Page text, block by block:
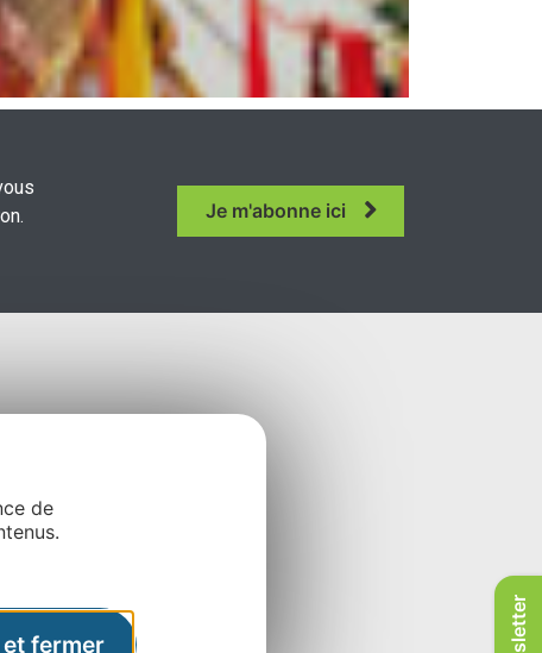
de
fermer
Je m'abonne ici